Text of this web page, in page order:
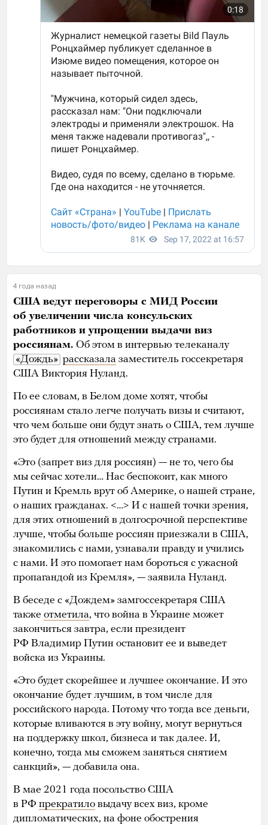
4 года назад
США ведут переговоры с МИД России
об увеличении числа консульских
работников и упрощении выдачи виз
россиянам. Об этом в интервью телеканалу
«Дождь» рассказала заместитель госсекретаря
США Виктория Нуланд.
По ее словам, в Белом доме хотят, чтобы
россиянам стало легче получать визы и считают,
что чем больше они будут знать о США, тем лучше
это будет для отношений между странами.
«Это (запрет виз для россиян) — не то, чего бы
мы сейчас хотели… Нас беспокоит, как много
Путин и Кремль врут об Америке, о нашей стране,
о наших гражданах. <…> И с нашей точки зрения,
для этих отношений в долгосрочной перспективе
лучше, чтобы больше россиян приезжали в США,
знакомились с нами, узнавали правду и учились
с нами. И это помогает нам бороться с ужасной
пропагандой из Кремля», — заявила Нуланд.
В беседе с «Дождем» замгоссекретаря США
также отметила, что война в Украине может
закончиться завтра, если президент
РФ Владимир Путин остановит ее и выведет
войска из Украины.
«Это будет скорейшее и лучшее окончание. И это
окончание будет лучшим, в том числе для
российского народа. Потому что тогда все деньги,
которые вливаются в эту войну, могут вернуться
на поддержку школ, бизнеса и так далее. И,
конечно, тогда мы сможем заняться снятием
санкций», — добавила она.
В мае 2021 года посольство США
в РФ прекратило выдачу всех виз, кроме
дипломатических, на фоне обострения